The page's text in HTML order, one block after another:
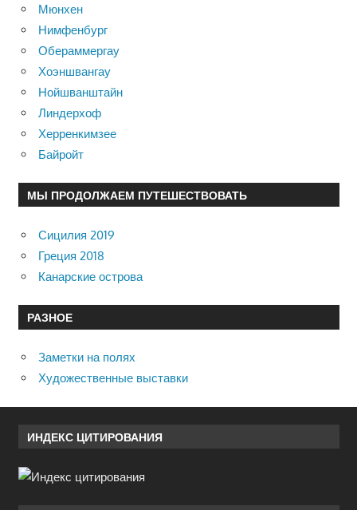
Мюнхен
Нимфенбург
Обераммергау
Хоэншвангау
Нойшванштайн
Линдерхоф
Херренкимзее
Байройт
МЫ ПРОДОЛЖАЕМ ПУТЕШЕСТВОВАТЬ
Сицилия 2019
Греция 2018
Канарские острова
РАЗНОЕ
Заметки на полях
Художественные выставки
ИНДЕКС ЦИТИРОВАНИЯ